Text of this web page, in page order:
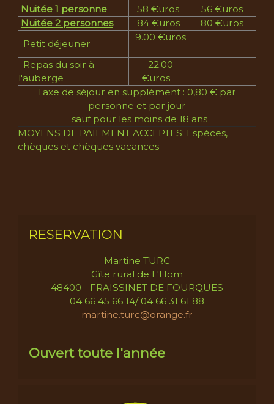
Nuitée 1 personne
58 €uros
56 €uros
Nuitée 2 personnes
84 €uros
80 €uros
Petit déjeuner
9.00 €uros
Repas du soir à
l'auberge
22.00
€uros
Taxe de séjour en supplément : 0,80 € par
personne et par jour
sauf pour les moins de 18 ans
MOYENS DE PAIEMENT ACCEPTES: Espèces,
chèques et chèques vacances
RESERVATION
Martine TURC
Gîte rural de L'Hom
48400 - FRAISSINET DE FOURQUES
04 66 45 66 14/ 04 66 31 61 88
martine.turc@orange.fr
Ouvert toute l'année